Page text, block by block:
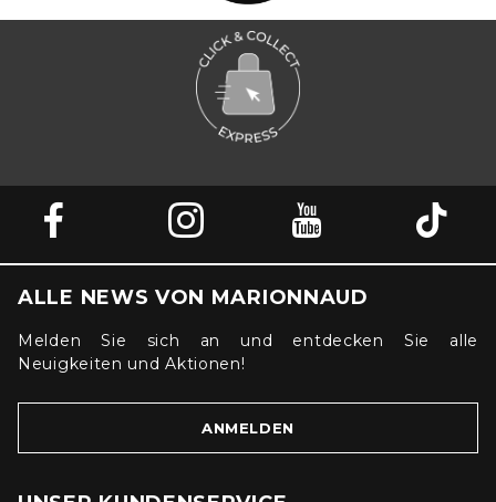
ALLE NEWS VON MARIONNAUD
Melden Sie sich an und entdecken Sie alle
Neuigkeiten und Aktionen!
ANMELDEN